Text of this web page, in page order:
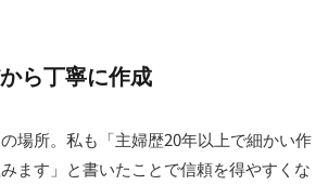
ら丁寧に作成
場所。私も「主婦歴20年以上で細かい作
ます」と書いたことで信頼を得やすくな